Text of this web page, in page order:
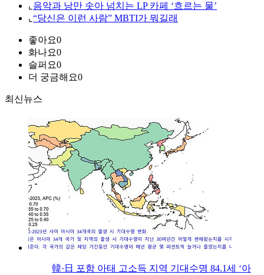
⌞ 음악과 낭만 솟아 넘치는 LP 카페 ‘흐르는 물’
⌞ “당신은 이런 사람” MBTI가 뭐길래
좋아요0
화나요0
슬퍼요0
더 궁금해요0
최신뉴스
韓·日 포함 아태 고소득 지역 기대수명 84.1세 ‘아